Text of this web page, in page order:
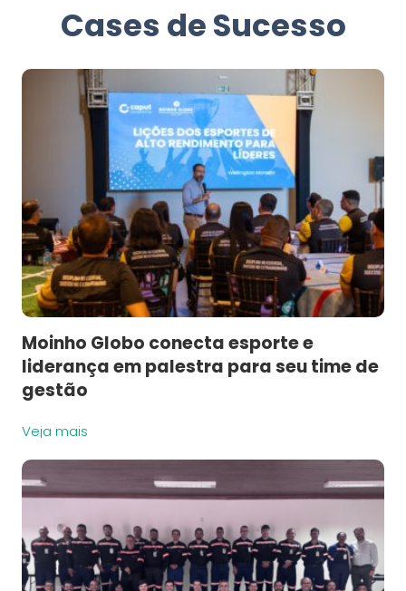
Cases de Sucesso
Moinho Globo conecta esporte e
liderança em palestra para seu time de
gestão
Veja mais